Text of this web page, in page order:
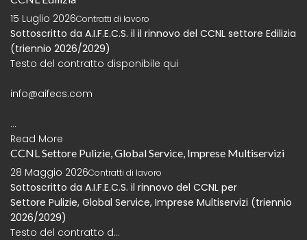
15 Luglio 2026Contratti di lavoro
Sottoscritto da A.I.F.E.C.S. il il rinnovo del CCNL settore Edilizia
(triennio 2026/2029)
Testo del contratto disponibile qui
info@aifecs.com
...
Read More
CCNL Settore Pulizie, Global Service, Imprese Multiservizi
28 Maggio 2026Contratti di lavoro
Sottoscritto da A.I.F.E.C.S. il rinnovo del CCNL per
Settore Pulizie, Global Service, Imprese Multiservizi (triennio
2026/2029)
Testo del contratto d...